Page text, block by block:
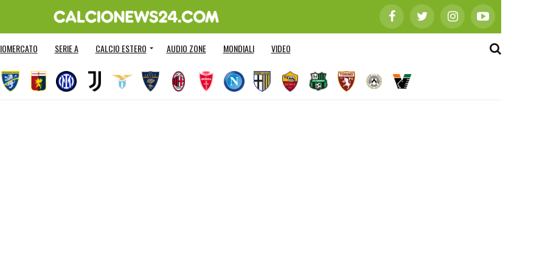
SERIE A CALCIO ESTERO AUDIO ZONE MONDIALI VIDEO